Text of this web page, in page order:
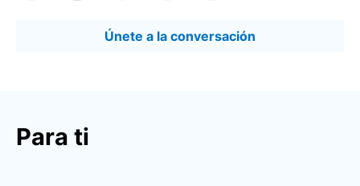
Únete a la conversación
Para ti